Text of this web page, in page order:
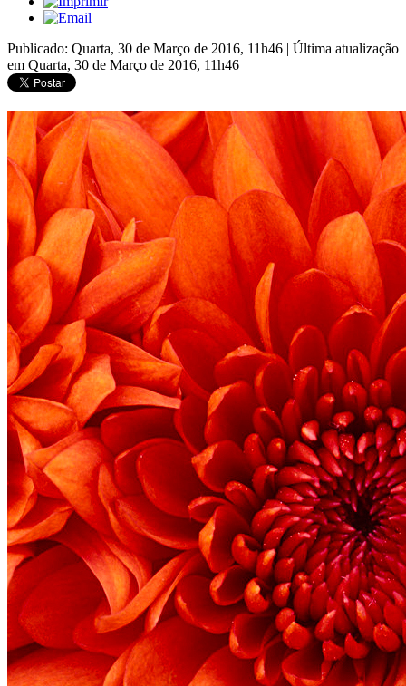
Publicado: Quarta, 30 de Março de 2016, 11h46 | Última atualização
em Quarta, 30 de Março de 2016, 11h46